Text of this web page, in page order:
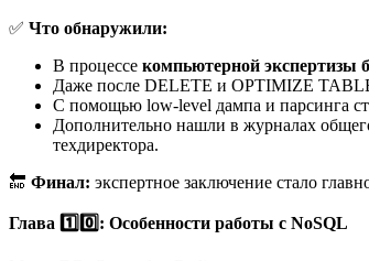
✅ Что обнаружили:
В процессе компьютерной экспертизы
Даже после DELETE и OPTIMIZE
С помощью low-level дампа и парсинга
Дополнительно нашли в журналах
техдиректора.
🔚 Финал: экспертное заключение стало
Глава 1️⃣0️⃣: Особенности работы с NoSQL